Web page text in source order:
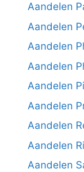
Aandelen
Aandelen
Aandelen
Aandelen
Aandelen
Aandelen
Aandelen
Aandelen
Aandelen